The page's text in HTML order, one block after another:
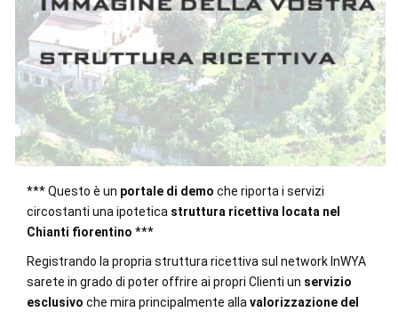
*** Questo è un portale di demo che riporta i servizi
circostanti una ipotetica struttura ricettiva locata nel
Chianti fiorentino ***
Registrando la propria struttura ricettiva sul network InWYA
sarete in grado di poter offrire ai propri Clienti un servizio
esclusivo che mira principalmente alla valorizzazione del